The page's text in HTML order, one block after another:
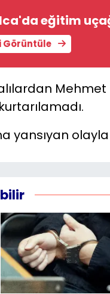
eğitim
Görüntüle
yansıyan